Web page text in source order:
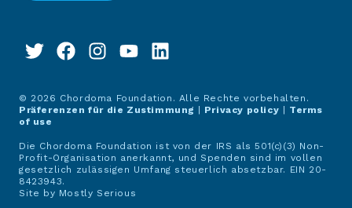
© 2026 Chordoma Foundation. Alle Rechte vorbehalten.
Präferenzen für die Zustimmung
Privacy policy
Terms
of use
Die Chordoma Foundation ist von der IRS als 501(c)(3) Non-
Profit-Organisation anerkannt, und Spenden sind im vollen
gesetzlich zulässigen Umfang steuerlich absetzbar. EIN 20-
8423943.
Site by Mostly Serious